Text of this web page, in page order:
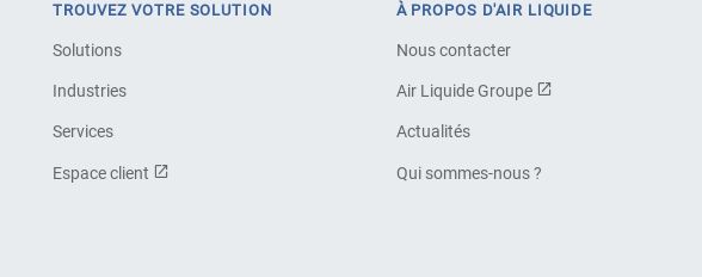
TROUVEZ VOTRE SOLUTION
Solutions
Industries
Services
Espace client
À PROPOS D'AIR LIQUIDE
Nous contacter
Air Liquide Groupe
Actualités
Qui sommes-nous ?